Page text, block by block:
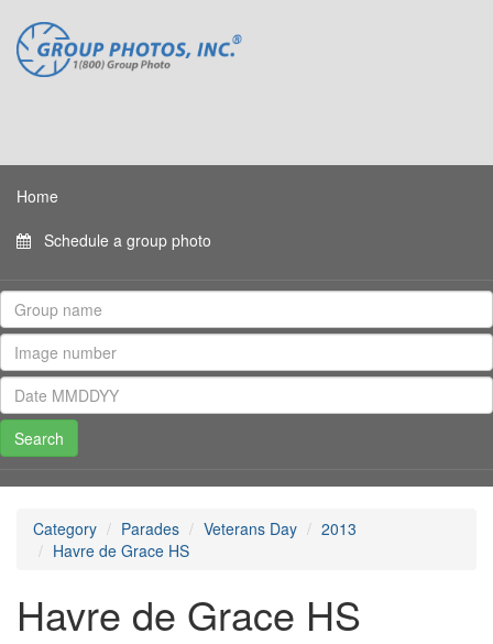
Home
Schedule a group photo
Category Parades Veterans Day
2013
Havre de Grace HS
Havre de Grace HS